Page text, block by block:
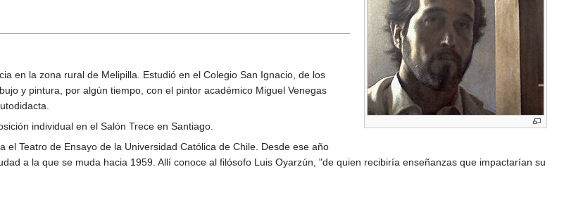
en la zona rural de Melipilla. Estudió en el Colegio San Ignacio, de los
y pintura, por algún tiempo, con el pintor académico Miguel Venegas
individual en el Salón Trece en Santiago.
Teatro de Ensayo de la Universidad Católica de Chile. Desde ese año
a la que se muda hacia 1959. Allí conoce al filósofo Luis Oyarzún, "de quien recibiría enseñanzas que impactarían su